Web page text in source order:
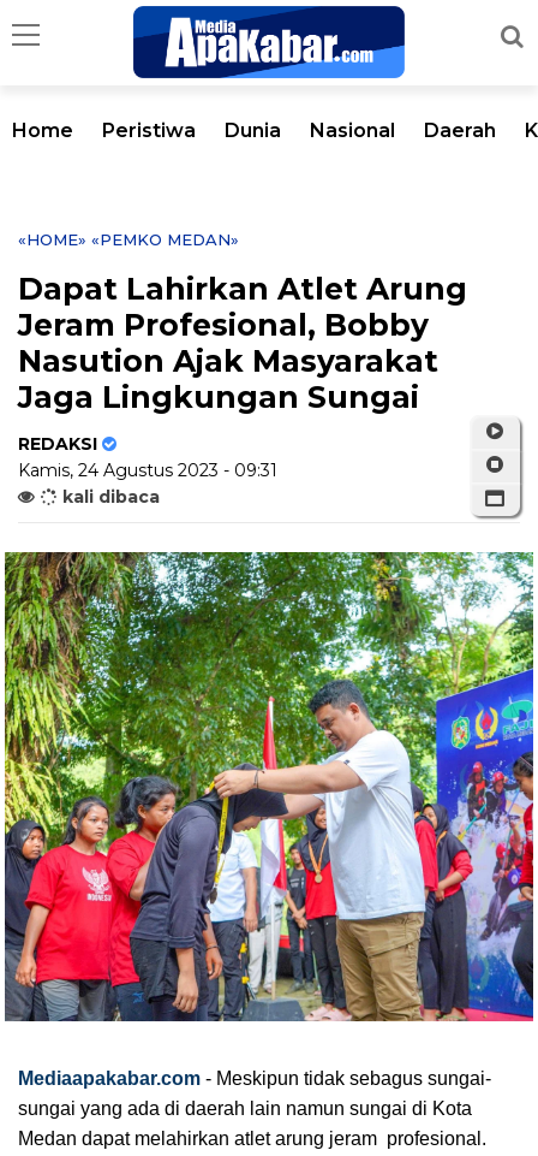
Home Peristiwa Dunia Nasional Daerah
«HOME» «PEMKO MEDAN»
Dapat Lahirkan Atlet Arung
Jeram Profesional, Bobby
Nasution Ajak Masyarakat
Jaga Lingkungan Sungai
REDAKSI
Kamis, 24 Agustus 2023 - 09:31
kali dibaca
Mediaapakabar.com - Meskipun tidak sebagus sungai-
sungai yang ada di daerah lain namun sungai di Kota
Medan dapat melahirkan atlet arung jeram profesional.